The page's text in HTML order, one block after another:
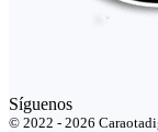
Síguenos
© 2022 - 2026